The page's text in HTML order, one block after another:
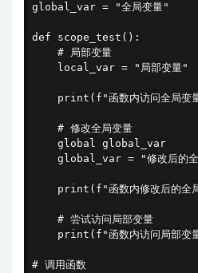
global_var = "全局变量"
def scope_test():
    # 局部变量
    local_var = "局部变量"
print(f"函数内访问全局
    # 修改全局变量
    global global_var
global_var = "修改后的全
print(f"函数内修改后的
    # 尝试访问局部变量
print(f"函数内访问局部
# 调用函数